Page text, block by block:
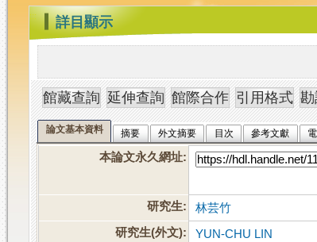
值
系
統
::: 詳目顯示
論文基本資料 摘要 外文摘要 目次 參考文獻
本論文永久網址:
研究生:
林芸竹
研究生(外文):
YUN-CHU LIN